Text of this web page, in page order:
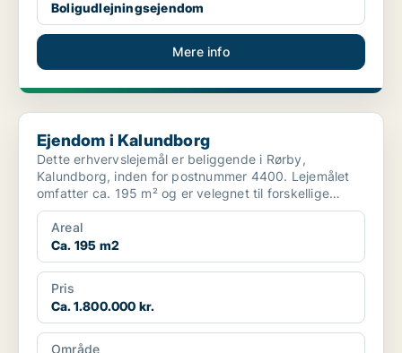
Boligudlejningsejendom
Mere info
Ejendom i Kalundborg
Ejendom i Kalundborg
Dette erhvervslejemål er beliggende i Rørby,
Kalundborg, inden for postnummer 4400. Lejemålet
omfatter ca. 195 m² og er velegnet til forskellige
erhvervsform...
Areal
Ca. 195 m2
Pris
Ca. 1.800.000 kr.
Område